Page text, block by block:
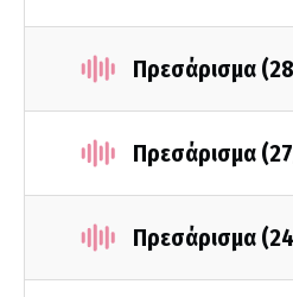
Πρεσάρισμα
Πρεσάρισμα
Πρεσάρισμα